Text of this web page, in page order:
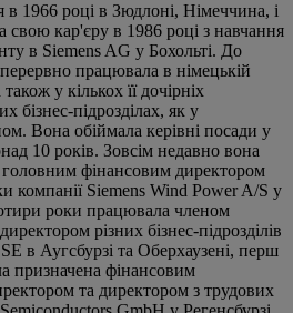
в 1966 році в Зюдлоні, Німеччина, і
кар'єру в 1986 році з навчання
в Siemens AG у Бохольті. До
працювала в німецькій
у кількох її дочірніх
бізнес-підрозділах, як у
Вона обіймала керівні посади у
10 років. Зовсім недавно вона
головним фінансовим директором
компанії Siemens Wind Power A/S у
роки працювала членом
різних бізнес-підрозділів
в Аугсбурзі та Оберхаузені, перш
призначена фінансовим
та директором з трудових